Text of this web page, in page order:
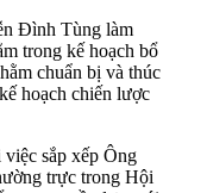
Đình Tùng làm
trong kế hoạch bổ
chuẩn bị và thúc
hoạch chiến lược
sắp xếp Ông
trực trong Hội